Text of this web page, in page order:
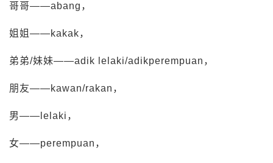
哥哥——abang，
姐姐——kakak，
弟弟/妹妹——adik lelaki/adikperempuan，
朋友——kawan/rakan，
男——lelaki，
女——perempuan，